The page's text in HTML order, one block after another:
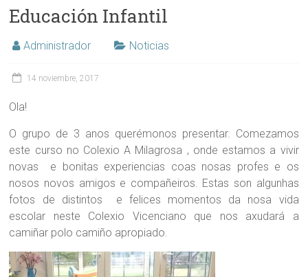
Educación Infantil
Administrador Noticias
14 noviembre, 2017
Ola!
O grupo de 3 anos querémonos presentar. Comezamos
este curso no Colexio A Milagrosa , onde estamos a vivir
novas e bonitas experiencias coas nosas profes e os
nosos novos amigos e compañeiros. Estas son algunhas
fotos de distintos e felices momentos da nosa vida
escolar neste Colexio Vicenciano que nos axudará a
camiñar polo camiño apropiado.